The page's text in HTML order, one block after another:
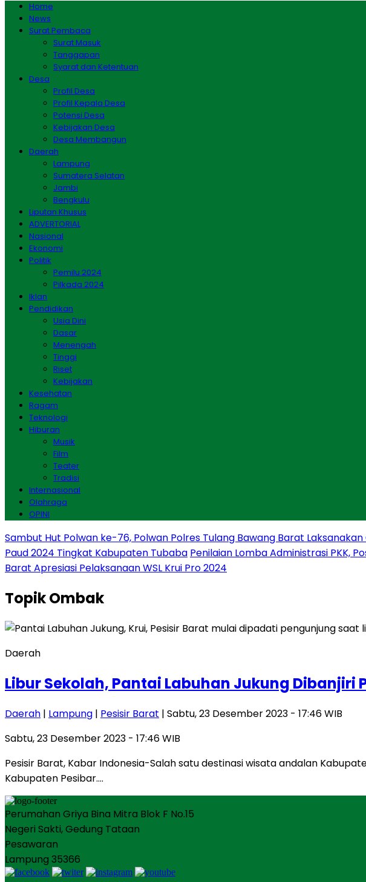
Home
News
Surat Pembaca
Surat Masuk
Tanggapan
Syarat dan Ketentuan
Desa
Profil Desa
Profil Kepala Desa
Potensi Desa
Kebijakan Desa
Desa Membangun
Daerah
Lampung
Sumatera Selatan
Jambi
Bengkulu
Liputan Khusus
ADVERTORIAL
Nasional
Ekonomi
Politik
Pemilu 2024
Pilkada 2024
Iklan
Pendidikan
Usia Dini
Dasar
Menengah
Tinggi
Riset
Kebijakan
Kesehatan
Ragam
Teknologi
Hiburan
Musik
Film
Teater
Tradisi
Internasional
Olahraga
OPINI
Sambut Hut Polwan ke-76, Polwan Polres Tulang Bawang Barat
Paud 2024 Tingkat Kabupaten Tubaba Penilaian Lomba Administrasi PKK,
Barat Apresiasi Pelaksanaan WSL Krui Pro 2024
TopikOmbak
Daerah
Libur Sekolah, Pantai Labuhan Jukung Dibanjiri
Daerah | Lampung | Pesisir Barat | Sabtu, 23 Desember 2023 - 17:46 WIB
Sabtu, 23 Desember 2023 - 17:46 WIB
Pesisir Barat, Kabar Indonesia-Salah satu destinasi wisata andalan
Kabupaten Pesibar….
Perumahan Griya Bina Mitra Blok F No.15
Negeri Sakti, Gedung Tataan
Pesawaran
Lampung 35366